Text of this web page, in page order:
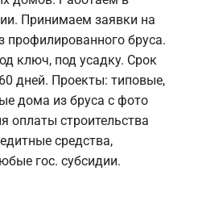
Принимаем заявки на
профилированного бруса.
ключ, под усадку. Срок
дней. Проекты: типовые,
дома из бруса с фото
оплаты строительства
средства,
гос. субсидии.